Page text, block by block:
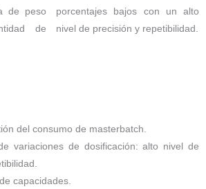
de peso
de
porcentajes bajos con un alto
nivel de precisión y repetibilidad.
del consumo de masterbatch.
variaciones de dosificación: alto nivel de
capacidades.